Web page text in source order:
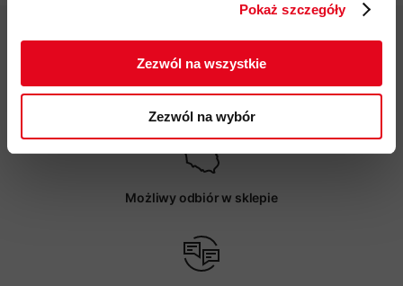
Pokaż szczegóły
Zezwól na wszystkie
Zezwól na wybór
Darmowa dostawa od 200 zł
Możliwy odbiór w sklepie